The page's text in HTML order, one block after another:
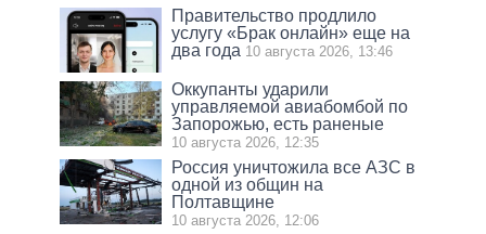
Правительство продлило
услугу «Брак онлайн» еще на
два года 10 августа 2026, 13:46
Оккупанты ударили
управляемой авиабомбой по
Запорожью, есть раненые
10 августа 2026, 12:35
Россия уничтожила все АЗС в
одной из общин на
Полтавщине
10 августа 2026, 12:06